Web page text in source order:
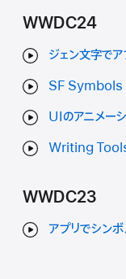
WWDC24
ジェン文字で
SF Symbols
UIのアニメー
Writing
WWDC23
アプリでシン